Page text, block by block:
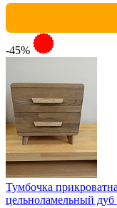
-45%
Тумбочка
цельноламельный